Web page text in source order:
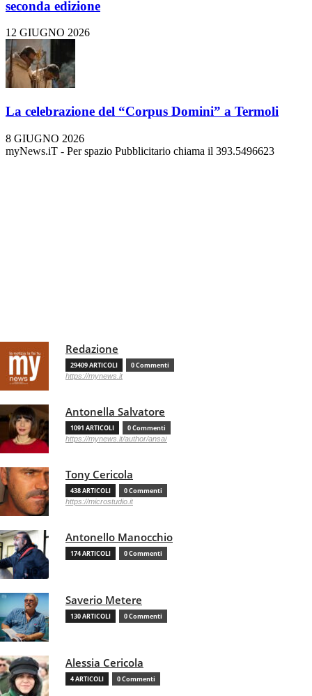
seconda edizione
12 GIUGNO 2026
La celebrazione del “Corpus Domini” a Termoli
8 GIUGNO 2026
myNews.iT - Per spazio Pubblicitario chiama il 393.5496623
Redazione
29409 ARTICOLI 0 Commenti
https://mynews.it
Antonella Salvatore
1091 ARTICOLI 0 Commenti
https://mynews.it/author/ansa/
Tony Cericola
438 ARTICOLI 0 Commenti
https://microstudio.it
Antonello Manocchio
174 ARTICOLI 0 Commenti
Saverio Metere
130 ARTICOLI 0 Commenti
Alessia Cericola
4 ARTICOLI 0 Commenti